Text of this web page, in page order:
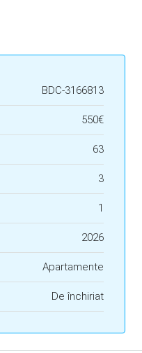
BDC-3166813
550€
63
3
1
2026
Apartamente
De închiriat